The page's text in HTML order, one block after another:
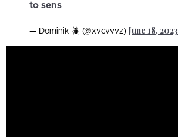
to sens
— Dominik 🪲 (@xvcvvvz) June 18, 2023